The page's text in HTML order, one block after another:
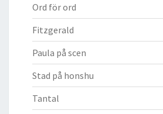
Ord för ord
Fitzgerald
Paula på scen
Stad på honshu
Tantal